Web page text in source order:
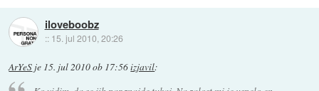
iloveboobz
:: 15. jul 2010, 20:26
ArYeS je 15. jul 2010 ob 17:56izjavil: